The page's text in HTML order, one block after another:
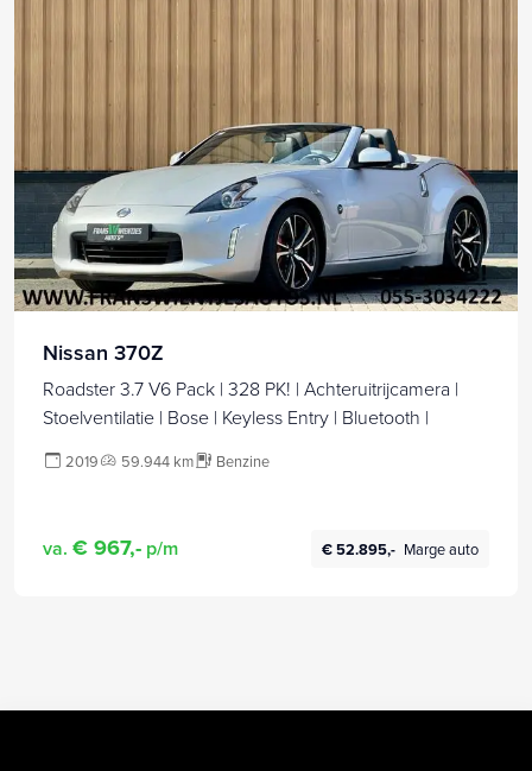
Nissan 370Z
Roadster 3.7 V6 Pack | 328 PK! | Achteruitrijcamera |
Stoelventilatie | Bose | Keyless Entry | Bluetooth |
2019 59.944 km Benzine
va. € 967,- p/m € 52.895,- Marge auto